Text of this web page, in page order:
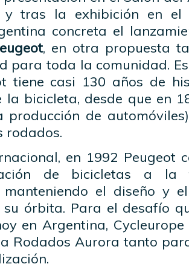
y tras la exhibición en el
concreta el
, en otra propuesta
para toda la comunidad.
tiene casi 130 años de
la bicicleta, desde que en
producción de
rodados.
en 1992 Peugeot
de bicicletas a la
manteniendo el diseño y
órbita. Para el desafío
en Argentina,
Rodados Aurora tanto